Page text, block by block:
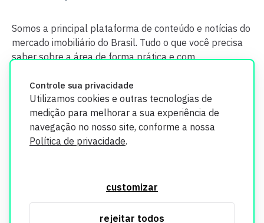
Controle sua privacidade
Utilizamos cookies e outras tecnologias de
medição para melhorar a sua experiência de
navegação no nosso site, conforme a nossa
Política de privacidade.
customizar
rejeitar todos
Somos a principal plataforma de conteúdo e notícias do
mercado imobiliário do Brasil. Tudo o que você precisa
saber sobre a área de forma prática e com
segurança. Todos os dados coletados em nosso site são
utilizados exclusivamente para fins de aprimoramento de
informações, consulte nossa Política de Privacidade.